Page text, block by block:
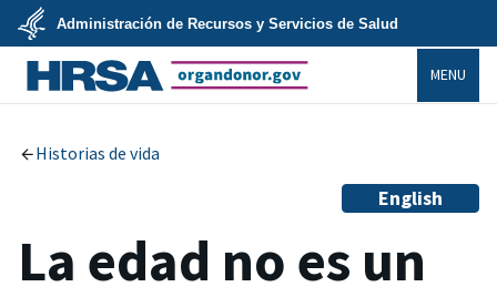
Skip
main
content
U.S.
Department
of
Health
Services
Administración de Recursos y Servicios de Salud
MENU
Historias de vida
English
La edad no es un